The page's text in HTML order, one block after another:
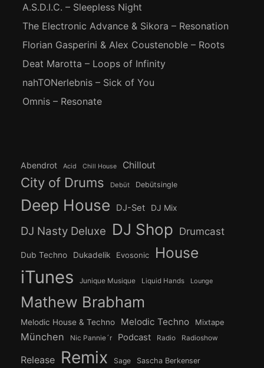
A.S.D.I.C. – Sleepless Night
The Electronic Advance & Sikora – Resonation
Florian Gasperini & Alex Coustenoble – Roots
Deat Marotta – Loops of Infinity
nahTONerlebnis – Sick of You
Omnis – Resonate
Abendrot Acid Chill House Chillout
City of Drums Debüt Debütsingle
Deep House DJ-Set DJ Mix
DJ Nasty Deluxe DJ Shop Drumcast
Dub Techno Dukadelik Evosonic House
iTunes Junique Musique Liquid Hands Lounge
Mathew Brabham
Melodic House & Techno Melodic Techno Mixtape
München Nic Pannie´r Podcast Radio Radioshow
Release Remix Sage Sascha Berkenser